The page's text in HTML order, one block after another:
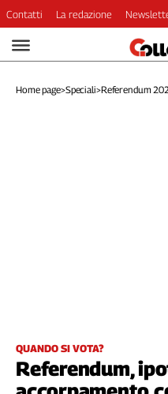
Video
Dirette
Filcams
Contatti La redazione
Home page>Speciali>Referendum
QUANDO SI VOTA?
Referendum,